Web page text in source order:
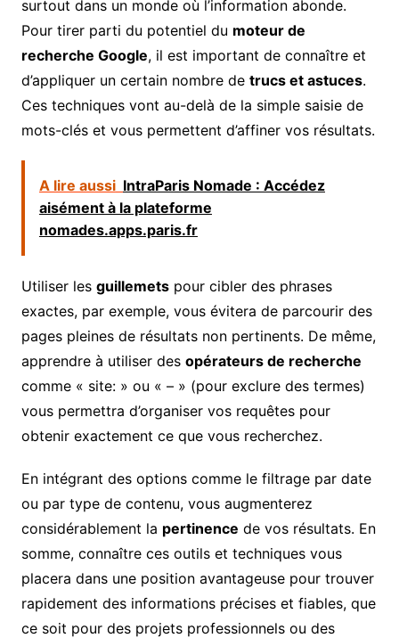
surtout dans un monde où l’information abonde.
Pour tirer parti du potentiel du moteur de
recherche Google, il est important de connaître et
d’appliquer un certain nombre de trucs et astuces.
Ces techniques vont au-delà de la simple saisie de
mots-clés et vous permettent d’affiner vos résultats.
A lire aussi IntraParis Nomade : Accédez
aisément à la plateforme
nomades.apps.paris.fr
Utiliser les guillemetspour cibler des phrases
exactes, par exemple, vous évitera de parcourir des
pages pleines de résultats non pertinents. De même,
apprendre à utiliser des opérateurs de recherche
comme « site: » ou « – » (pour exclure des termes)
vous permettra d’organiser vos requêtes pour
obtenir exactement ce que vous recherchez.
En intégrant des options comme le filtrage par date
ou par type de contenu, vous augmenterez
considérablement la pertinence de vos résultats. En
somme, connaître ces outils et techniques vous
placera dans une position avantageuse pour trouver
rapidement des informations précises et fiables, que
ce soit pour des projets professionnels ou des